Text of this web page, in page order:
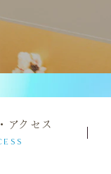
アクセス